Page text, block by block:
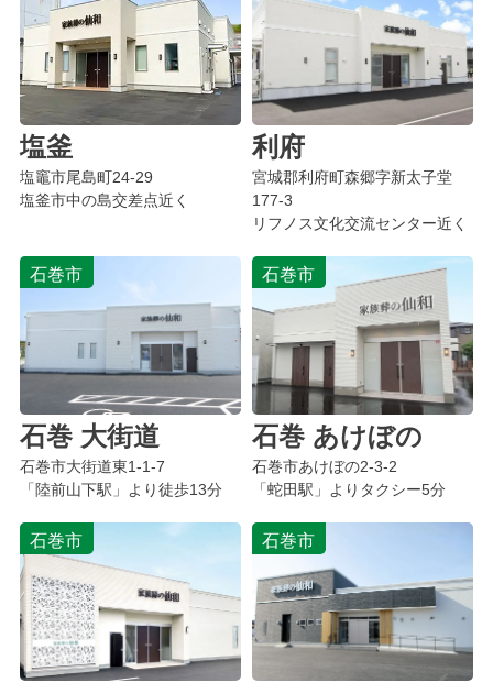
塩釜
塩竈市尾島町24-29
塩釜市中の島交差点近く
利府
宮城郡利府町森郷字新太子堂
177-3
リフノス文化交流センター近く
石巻市
石巻 大街道
石巻市大街道東1-1-7
「陸前山下駅」より徒歩13分
石巻市
石巻 あけぼの
石巻市あけぼの2-3-2
「蛇田駅」よりタクシー5分
石巻市 石巻市